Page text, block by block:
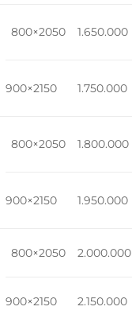
800×2050 1.650.000
900×2150 1.750.000
800×2050 1.800.000
900×2150 1.950.000
800×2050 2.000.000
900×2150 2.150.000